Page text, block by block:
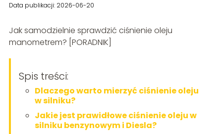
Data publikacji: 2026-06-20
Jak samodzielnie sprawdzić ciśnienie oleju
manometrem? [PORADNIK]
Spis treści:
Dlaczego warto mierzyć ciśnienie oleju
w silniku?
Jakie jest prawidłowe ciśnienie oleju w
silniku benzynowym i Diesla?